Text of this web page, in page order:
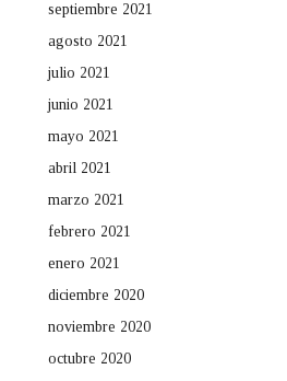
septiembre 2021
agosto 2021
julio 2021
junio 2021
mayo 2021
abril 2021
marzo 2021
febrero 2021
enero 2021
diciembre 2020
noviembre 2020
octubre 2020